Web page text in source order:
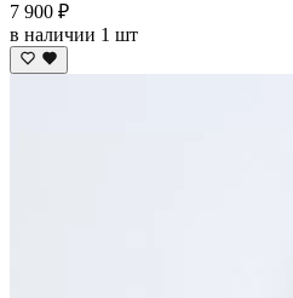
7 900 ₽
в наличии 1 шт